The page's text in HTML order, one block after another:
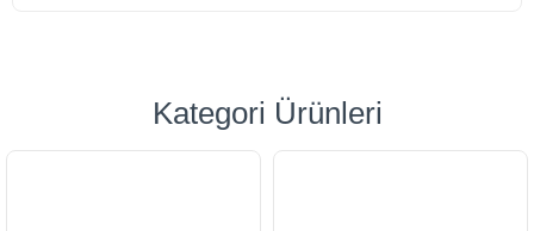
Kategori Ürünleri